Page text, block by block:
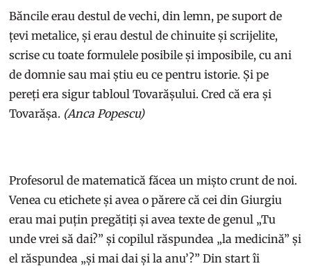
Băncile erau destul de vechi, din lemn, pe suport de
țevi metalice, și erau destul de chinuite și scrijelite,
scrise cu toate formulele posibile și imposibile, cu ani
de domnie sau mai știu eu ce pentru istorie. Și pe
pereți era sigur tabloul Tovarășului. Cred că era și
Tovarășa. (Anca Popescu)
Profesorul de matematică făcea un mișto crunt de noi.
Venea cu etichete și avea o părere că cei din Giurgiu
erau mai puțin pregătiți și avea texte de genul „Tu
unde vrei să dai?” și copilul răspundea „la medicină” și
el răspundea „și mai dai și la anu’?” Din start îi